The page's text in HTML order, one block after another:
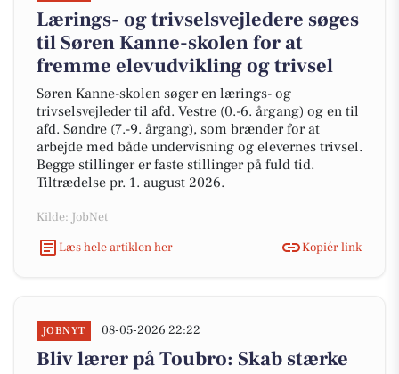
Lærings- og trivselsvejledere søges
til Søren Kanne-skolen for at
fremme elevudvikling og trivsel
Søren Kanne-skolen søger en lærings- og
trivselsvejleder til afd. Vestre (0.-6. årgang) og en til
afd. Søndre (7.-9. årgang), som brænder for at
arbejde med både undervisning og elevernes trivsel.
Begge stillinger er faste stillinger på fuld tid.
Tiltrædelse pr. 1. august 2026.
Kilde: JobNet
Læs hele artiklen her
Kopiér link
JOBNYT 08-05-2026 22:22
Bliv lærer på Toubro: Skab stærke